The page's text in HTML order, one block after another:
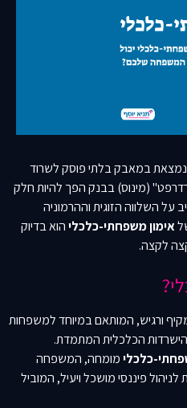
במאבק בלתי פוסק לשרוד
(מינוס) בבנק הפך להיות חלק
על השלווה הזוגית וההרמוניה
אימון משפחתי-כלכליהוא בדיוק
לקצה.
ורגיש, המותאם במיוחד למשפחות
הכלכלית המתמדת.
כלכלימומחה, המשפחה
לניהול פיננסי מושכל ויעיל, המוביל